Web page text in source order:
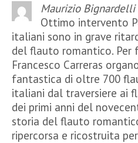
Maurizio Bignardelli
Ottimo intervento
italiani sono in grave
del flauto romantico. Per
Francesco Carreras
fantastica di oltre 700
italiani dal traversiere ai
dei primi anni del
storia del flauto
ripercorsa e ricostruita